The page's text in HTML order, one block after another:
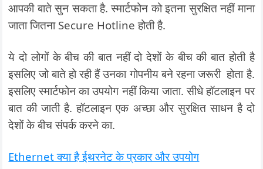
आपकी बाते सुन सकता है. स्मार्टफोन को इतना सुरक्षित नहीं माना
जाता जितना Secure Hotline होती है.
ये दो लोगों के बीच की बात नहीं दो देशों के बीच की बात होती है
इसलिए जो बाते हो रही हैं उनका गोपनीय बने रहना जरूरी होता है.
इसलिए स्मार्टफोन का उपयोग नहीं किया जाता. सीधे हॉटलाइन पर
बात की जाती है. हॉटलाइन एक अच्छा और सुरक्षित साधन है दो
देशों के बीच संपर्क करने का.
Ethernet क्या है ईथरनेट के प्रकार और उपयोग